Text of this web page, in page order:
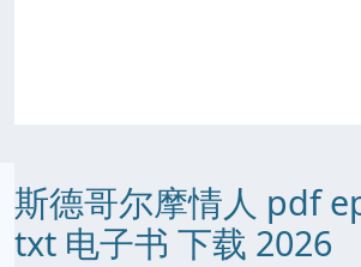
斯德哥尔摩情人 pdf
txt 电子书 下载 2026